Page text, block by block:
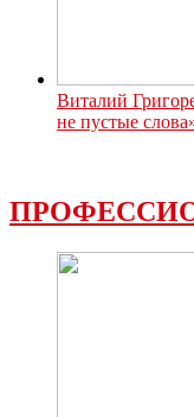
Виталий
не пустые